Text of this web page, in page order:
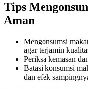
Tips
Aman
Mengonsumsi
agar terjamin
Periksa kemasan
Batasi konsumsi
dan efek